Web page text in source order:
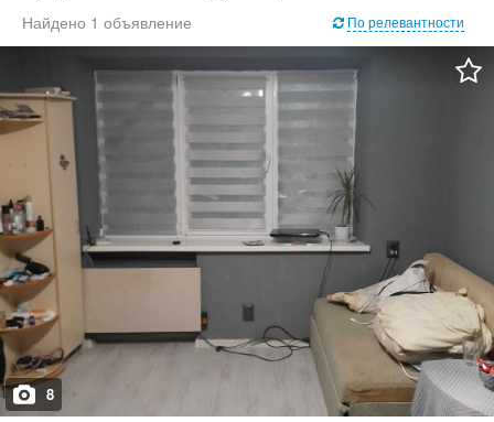
Найдено 1 объявление По релевантности
8